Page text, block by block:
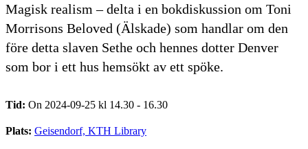
Magisk realism – delta i en bokdiskussion om Toni
Morrisons Beloved (Älskade) som handlar om den
före detta slaven Sethe och hennes dotter Denver
som bor i ett hus hemsökt av ett spöke.
Tid: On 2024-09-25 kl 14.30 - 16.30
Plats: Geisendorf, KTH Library